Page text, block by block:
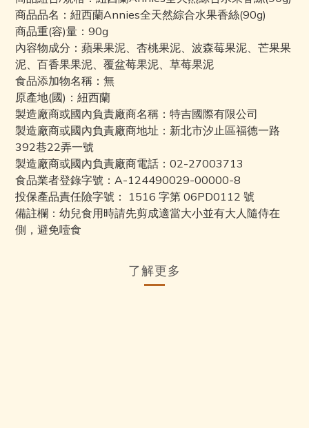
商品品名：紐西蘭Annies全天然綜合水果香絲(90g)
商品重(容)量：90g
內容物成分：蘋果果泥、杏桃果泥、波森莓果泥、芒果果
泥、百香果果泥、覆盆莓果泥、草莓果泥
食品添加物名稱：無
原產地(國)：紐西蘭
製造廠商或國內負責廠商名稱：特吉國際有限公司
製造廠商或國內負責廠商地址：新北市汐止區福德一路
392巷22弄一號
製造廠商或國內負責廠商電話：02-27003713
食品業者登錄字號：A-124490029-00000-8
投保產品責任險字號： 1516 字第 06PD0112 號
備註欄：幼兒食用時請先剪成適當大小並有大人隨侍在
側，避免噎食
了解更多